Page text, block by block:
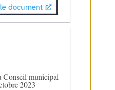
document
Conseil municipal
2023